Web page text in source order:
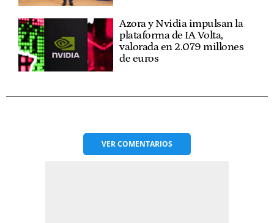
Azora y Nvidia impulsan la
plataforma de IA Volta,
valorada en 2.079 millones
de euros
VERCOMENTARIOS